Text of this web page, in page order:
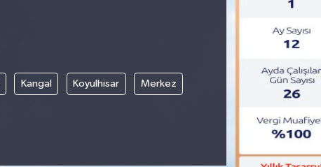
Kangal Koyulhisar Merkez